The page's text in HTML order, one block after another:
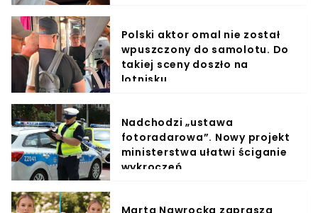
Polski aktor omal nie został
wpuszczony do samolotu. Do
takiej sceny doszło na
lotnisku
Nadchodzi „ustawa
fotoradarowa”. Nowy projekt
ministerstwa ułatwi ściganie
wykroczeń